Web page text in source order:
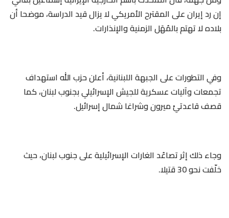
إن رد إيران على المقترح الأمريكي لا يزال قيد الدراسة، موضحا أن
بلاده لا تهتم بالمُهَل الزمنية والإنذارات.
وفي التطورات على الجبهة اللبنانية، أعلن حزب الله استهداف
تجمعات وآليات عسكرية للجيش الإسرائيلي بجنوب لبنان، كما
قصف قاعدتيْ ميرون وشراغا شمال إسرائيل.
وجاء ذلك إثر تصاعُد الغارات الإسرائيلية على جنوب لبنان، حيث
خلّفت نحو 30 قتيلا.